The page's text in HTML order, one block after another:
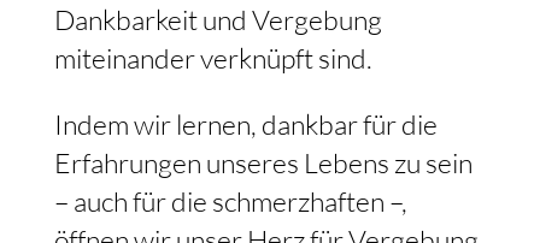
Dankbarkeit und Vergebung
miteinander verknüpft sind.
Indem wir lernen, dankbar für die
Erfahrungen unseres Lebens zu sein
– auch für die schmerzhaften –,